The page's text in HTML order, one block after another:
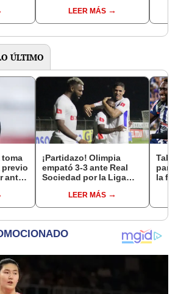
amistososLEER MÁS
ÚLTIMO
toma
previo
ante
¡Partidazo! Olimpia
empató 3-3 ante Real
Sociedad por la Liga
LEER MÁS
la